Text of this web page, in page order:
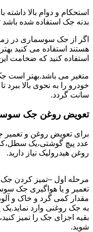
استحکام و دوام بالا
بدنه جک استفاده شده
اگر از جک سوسماری در
هستند استفاده می کنید
استفاده کنید که ضخامت
متغیر می باشد.بهتر است
سانت گردد.
تعویض روغن جک
برای تعویض روغن و
عدد پیچ گوشتی،یک
روغن هیدرولیک نیاز دارید.
مرحله اول –تمیز کردن جک
تعمیر و یا هواگیری جک
مقدار کمی گرد و خاک و
به جک روغنی وارد نماید.یک
بقیه اجزای جک را تمیز
شوید.